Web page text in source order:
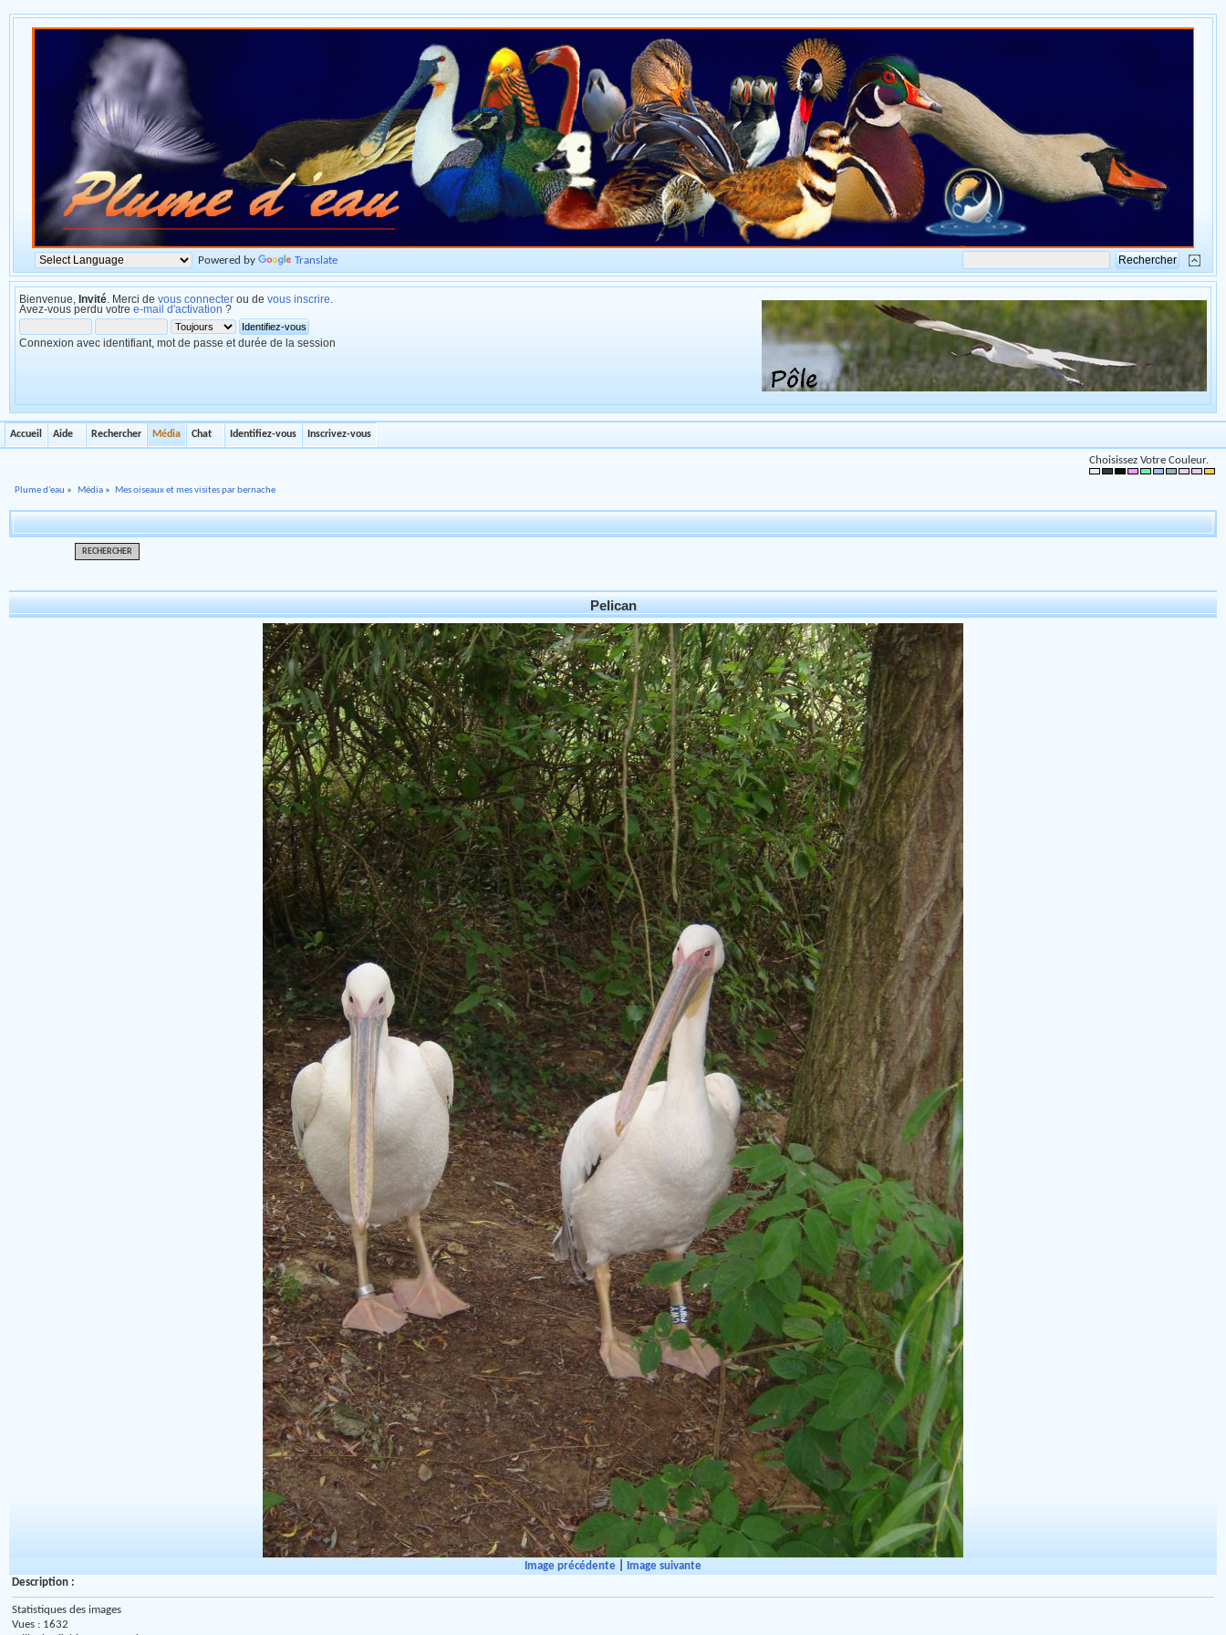
Powered by Translate
Bienvenue, Invité . Merci de vous connecter ou de vous inscrire
Avez-vous perdu votre e-mail d'activation ?
Connexion avec identifiant, mot de passe et durée de la session
Accueil Aide Rechercher Média Chat Identifiez-vous Inscrivez-vous
Choisissez Votre Couleur.
Plume d'eau » Média» Mes oiseaux et mes visites par bernache
RECHERCHER
Pelican
Image précédente
Image suivante
Description :
Statistiques des images
Vues : 1632